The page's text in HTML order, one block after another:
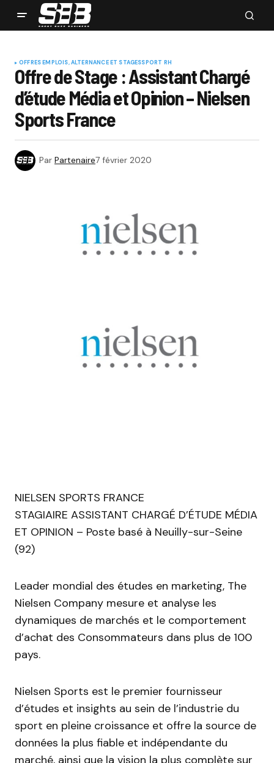
OFFRES EMPLOIS, ALTERNANCE ET STAGESSPORT RH
Offre de Stage : Assistant Chargé
d’étude Média et Opinion – Nielsen
Sports France
Par Partenaire7 février 2020
NIELSEN SPORTS FRANCE
STAGIAIRE ASSISTANT CHARGÉ D’ÉTUDE MÉDIA
ET OPINION – Poste basé à Neuilly-sur-Seine
(92)
Leader mondial des études en marketing, The
Nielsen Company mesure et analyse les
dynamiques de marchés et le comportement
d’achat des Consommateurs dans plus de 100
pays.
Nielsen Sports est le premier fournisseur
d’études et insights au sein de l’industrie du
sport en pleine croissance et offre la source de
données la plus fiable et indépendante du
marché, ainsi que la vision la plus complète sur